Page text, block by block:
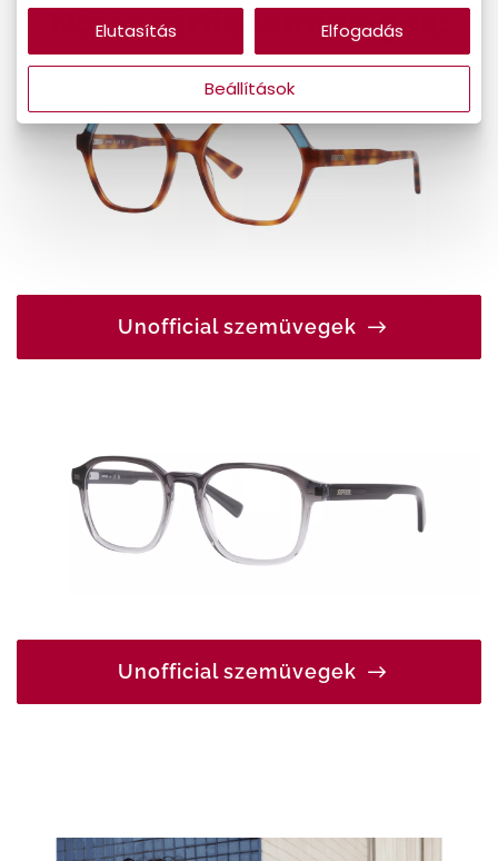
Női és férfi szemüvegek:
Unofficial szemüvegek
Unofficial szemüvegek
Beállítások
Elutasítás Elfogadás